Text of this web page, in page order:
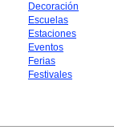
Decoración
Escuelas
Estaciones
Eventos
Ferias
Festivales